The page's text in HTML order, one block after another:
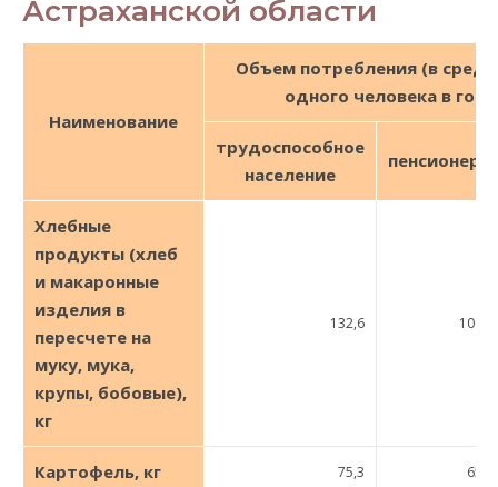
Астраханской области
Наименование
Объем потребления (в
одного человека в год)
трудоспособное
население
пенсионеры
Хлебные
продукты (хлеб
и макаронные
изделия в
пересчете на
муку, мука,
крупы, бобовые),
кг
132,6 106,9
Картофель, кг 75,3 65,0